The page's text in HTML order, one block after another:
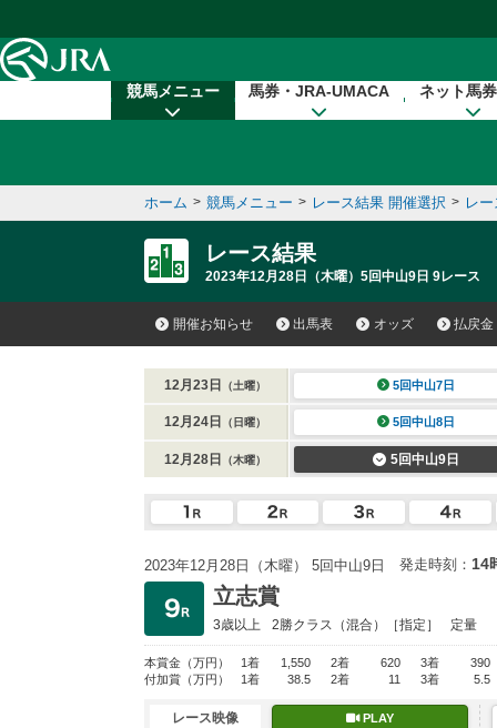
競馬メニュー 馬券・JRA-UMACA ネット馬
ホーム > 競馬メニュー > レース結果 開催選択 > レ
レース結果
2023年12月28日（木曜）5回中山9日 9レース
開催お知らせ 出馬表 オッズ 払戻金
12月23日 （土曜） 5回中山7日
12月24日 （日曜） 5回中山8日
12月28日 （木曜） 5回中山9日
2023年12月28日（木曜） 5回中山9日 発走時刻： 14
立志賞
3歳以上 2勝クラス （混合）［指定］ 定量
本賞金 （万円） 1着 1,550 2着 620 3着
390
付加賞 （万円） 1着 38.5 2着 11 3着 5.5
レース映像 PLAY